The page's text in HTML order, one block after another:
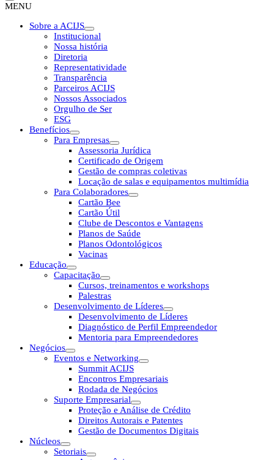
MENU
Sobre a ACIJS
Institucional
Nossa história
Diretoria
Representatividade
Transparência
Parceiros ACIJS
Nossos Associados
Orgulho de Ser
ESG
Benefícios
Para Empresas
Assessoria Jurídica
Certificado de Origem
Gestão de compras coletivas
Locação de salas e equipamentos multimídia
Para Colaboradores
Cartão Bee
Cartão Útil
Clube de Descontos e Vantagens
Planos de Saúde
Planos Odontológicos
Vacinas
Educação
Capacitação
Cursos, treinamentos e workshops
Palestras
Desenvolvimento de Líderes
Desenvolvimento de Líderes
Diagnóstico de Perfil Empreendedor
Mentoria para Empreendedores
Negócios
Eventos e Networking
Summit ACIJS
Encontros Empresariais
Rodada de Negócios
Suporte Empresarial
Proteção e Análise de Crédito
Direitos Autorais e Patentes
Gestão de Documentos Digitais
Núcleos
Setoriais